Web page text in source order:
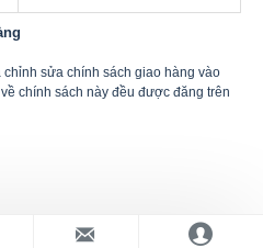
sửa chính sách giao hàng vào
chính sách này đều được đăng trên